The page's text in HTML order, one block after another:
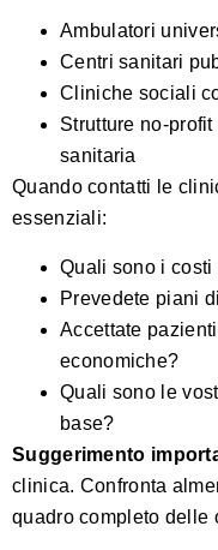
Ambulatori
Centri sanitari
Cliniche sociali
Strutture no-
sanitaria
Quando contatti le
essenziali:
Quali sono i costi
Prevedete piani
Accettate
economiche?
Quali sono le
base?
Suggerimento
clinica. Confronta
quadro completo delle